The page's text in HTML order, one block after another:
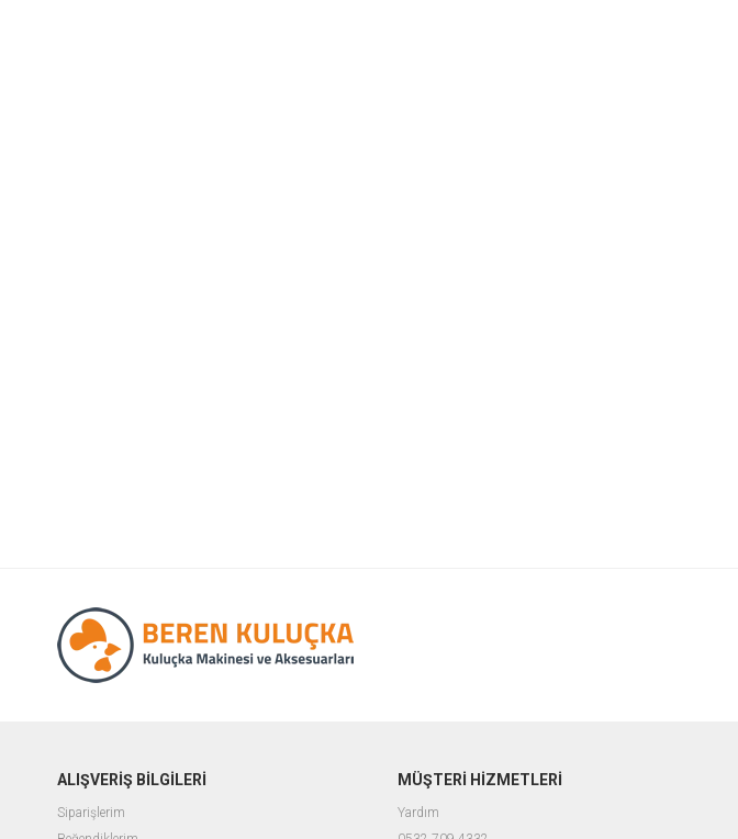
ALIŞVERİŞ BİLGİLERİ
Siparişlerim
MÜŞTERİ HİZMETLERİ
Yardım